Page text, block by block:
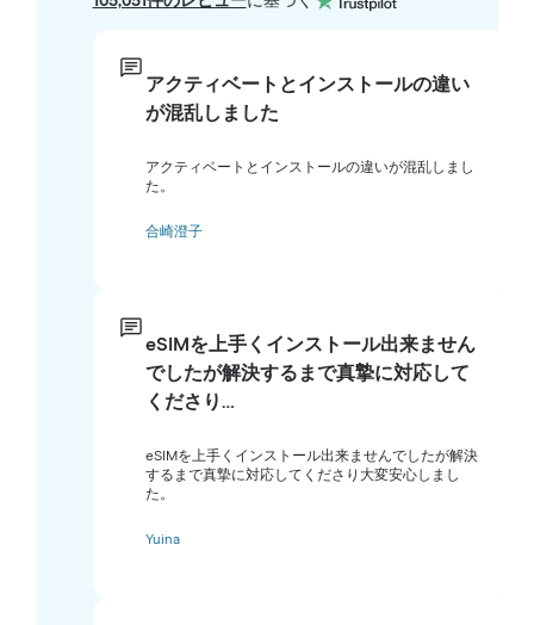
アクティベートとインストールの違い
が混乱しました
アクティベートとインストールの違いが混乱しまし
た。
合崎澄子
eSIMを上手くインストール出来ません
でしたが解決するまで真摯に対応して
くださり…
eSIMを上手くインストール出来ませんでしたが解決
するまで真摯に対応してくださり大変安心しまし
た。
Yuina